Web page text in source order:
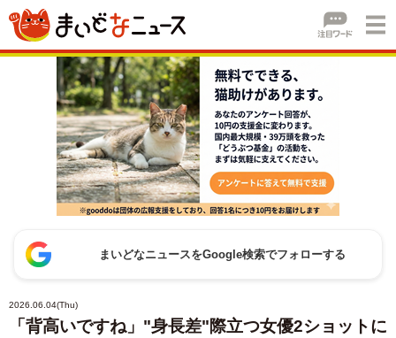
まいどなニュースをGoogle検索でフォローする
2026.06.04(Thu)
「背高いですね」"身長差"際立つ女優2ショットに